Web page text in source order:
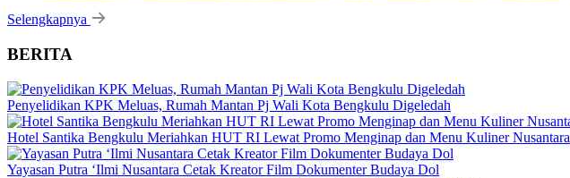
Selengkapnya
BERITA
Penyelidikan KPK Meluas, Rumah Mantan Pj Wali Kota Bengkulu Digeledah
Hotel Santika Bengkulu Meriahkan HUT RI Lewat Promo Menginap dan Menu Kuliner Nusantara
Yayasan Putra ‘Ilmi Nusantara Cetak Kreator Film Dokumenter Budaya Dol